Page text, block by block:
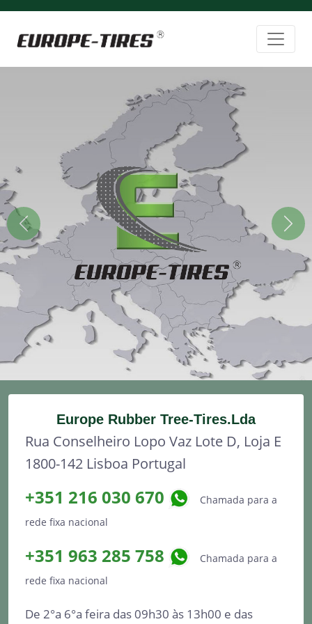
Previous Next
Europe Rubber Tree-Tires.Lda
Rua Conselheiro Lopo Vaz Lote D, Loja E
1800-142 Lisboa Portugal
+351 216 030 670
Chamada para a
rede fixa nacional
+351 963 285 758
Chamada para a
rede fixa nacional
De 2°a 6°a feira das 09h30 às 13h00 e das